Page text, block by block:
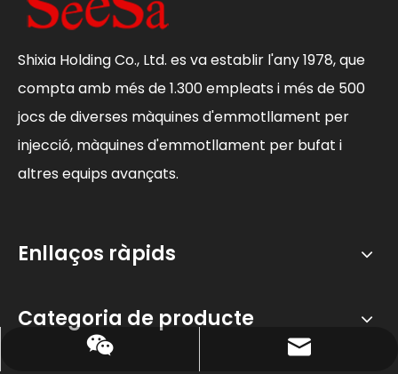
Shixia Holding Co., Ltd. es va establir l'any 1978, que
compta amb més de 1.300 empleats i més de 500
jocs de diverses màquines d'emmotllament per
injecció, màquines d'emmotllament per bufat i
altres equips avançats.
Enllaços ràpids
Categoria de producte